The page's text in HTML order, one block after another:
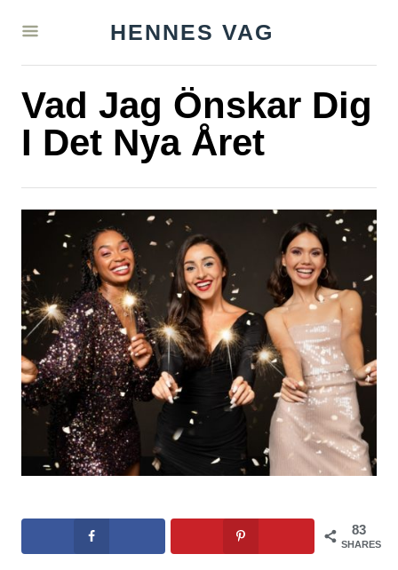
HENNES VAG
Vad Jag Önskar Dig
I Det Nya Året
83
SHARES